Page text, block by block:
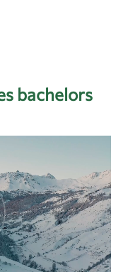
bachelors